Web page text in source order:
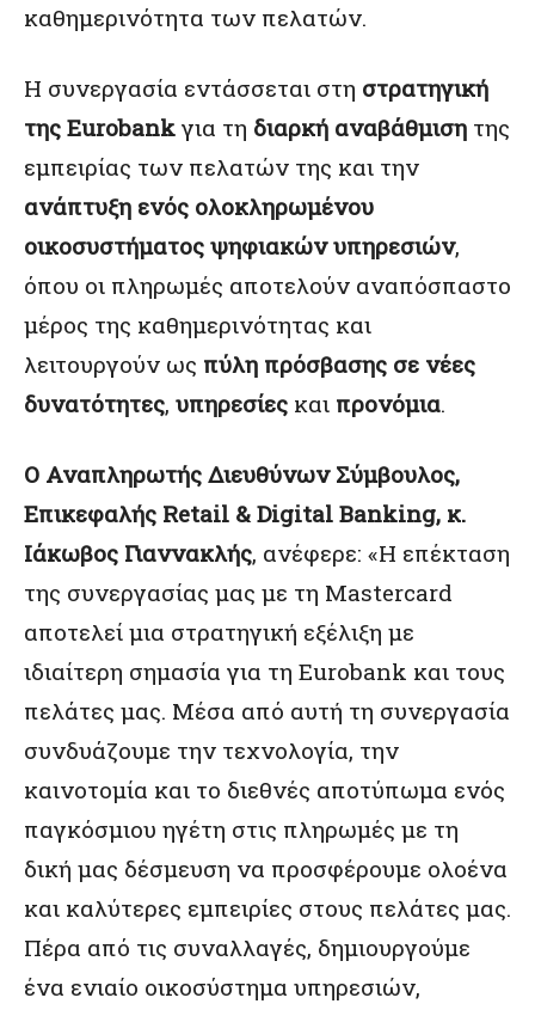
καθημερινότητα των πελατών.
Η συνεργασία εντάσσεται στη στρατηγική
της Eurobank για τη διαρκή αναβάθμιση της
εμπειρίας των πελατών της και την
ανάπτυξη ενός ολοκληρωμένου
οικοσυστήματος ψηφιακών υπηρεσιών,
όπου οι πληρωμές αποτελούν αναπόσπαστο
μέρος της καθημερινότητας και
λειτουργούν ως πύλη πρόσβασης σε νέες
δυνατότητες, υπηρεσίες και προνόμια.
Ο Αναπληρωτής Διευθύνων Σύμβουλος,
Επικεφαλής Retail & Digital Banking, κ.
Ιάκωβος Γιαννακλής, ανέφερε: «Η επέκταση
της συνεργασίας μας με τη Mastercard
αποτελεί μια στρατηγική εξέλιξη με
ιδιαίτερη σημασία για τη Eurobank και τους
πελάτες μας. Μέσα από αυτή τη συνεργασία
συνδυάζουμε την τεχνολογία, την
καινοτομία και το διεθνές αποτύπωμα ενός
παγκόσμιου ηγέτη στις πληρωμές με τη
δική μας δέσμευση να προσφέρουμε ολοένα
και καλύτερες εμπειρίες στους πελάτες μας.
Πέρα από τις συναλλαγές, δημιουργούμε
ένα ενιαίο οικοσύστημα υπηρεσιών,